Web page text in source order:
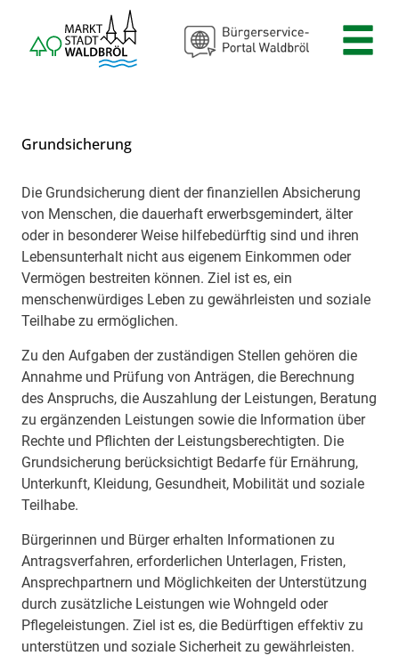
Zum Hauptinhalt springen
Grundsicherung
Beschreibung
Die Grundsicherung dient der finanziellen Absicherung
von Menschen, die dauerhaft erwerbsgemindert, älter
oder in besonderer Weise hilfebedürftig sind und ihren
Lebensunterhalt nicht aus eigenem Einkommen oder
Vermögen bestreiten können. Ziel ist es, ein
menschenwürdiges Leben zu gewährleisten und soziale
Teilhabe zu ermöglichen.
Zu den Aufgaben der zuständigen Stellen gehören die
Annahme und Prüfung von Anträgen, die Berechnung
des Anspruchs, die Auszahlung der Leistungen, Beratung
zu ergänzenden Leistungen sowie die Information über
Rechte und Pflichten der Leistungsberechtigten. Die
Grundsicherung berücksichtigt Bedarfe für Ernährung,
Unterkunft, Kleidung, Gesundheit, Mobilität und soziale
Teilhabe.
Bürgerinnen und Bürger erhalten Informationen zu
Antragsverfahren, erforderlichen Unterlagen, Fristen,
Ansprechpartnern und Möglichkeiten der Unterstützung
durch zusätzliche Leistungen wie Wohngeld oder
Pflegeleistungen. Ziel ist es, die Bedürftigen effektiv zu
unterstützen und soziale Sicherheit zu gewährleisten.